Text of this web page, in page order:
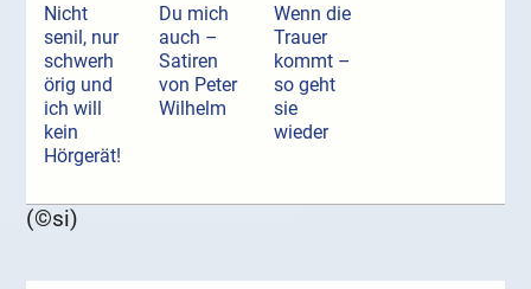
Nicht
senil, nur
schwerh
örig und
ich will
kein
Hörgerät!
Du mich
auch –
Satiren
von Peter
Wilhelm
Wenn die
Trauer
kommt –
so geht
sie
wieder
(©si)